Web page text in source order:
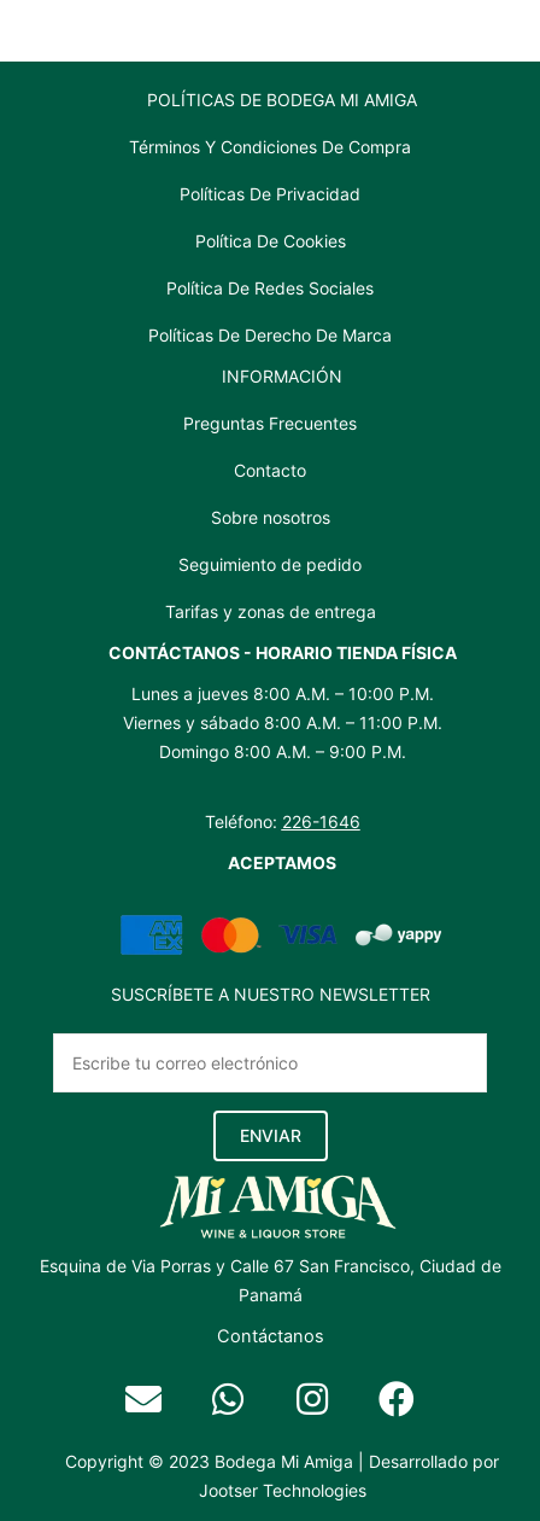
POLÍTICAS DE BODEGA MI AMIGA
Términos Y Condiciones De Compra
Políticas De Privacidad
Política De Cookies
Política De Redes Sociales
Políticas De Derecho De Marca
INFORMACIÓN
Preguntas Frecuentes
Contacto
Sobre nosotros
Seguimiento de pedido
Tarifas y zonas de entrega
CONTÁCTANOS - HORARIO TIENDA FÍSICA
Lunes a jueves 8:00 A.M. – 10:00 P.M.
Viernes y sábado 8:00 A.M. – 11:00 P.M.
Domingo 8:00 A.M. – 9:00 P.M.
Teléfono: 226-1646
ACEPTAMOS
SUSCRÍBETE A NUESTRO NEWSLETTER
ENVIAR
Esquina de Via Porras y Calle 67 San Francisco, Ciudad de
Panamá
Contáctanos
Copyright © 2023 Bodega Mi Amiga | Desarrollado por
Jootser Technologies